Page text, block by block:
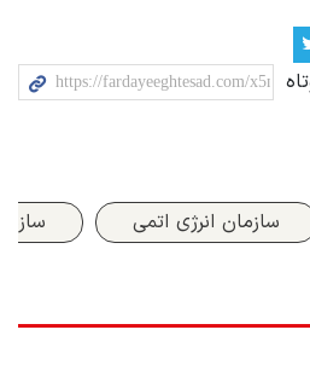
سازمان انرژی اتمی